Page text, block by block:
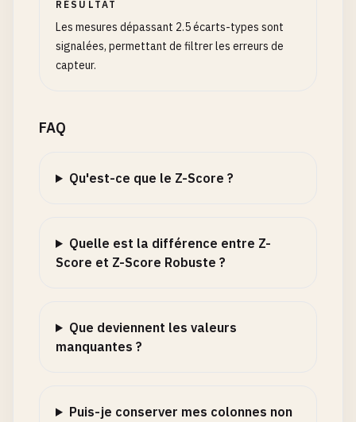
RÉSULTAT
Les mesures dépassant 2.5 écarts-types sont
signalées, permettant de filtrer les erreurs de
capteur.
FAQ
Qu'est-ce que le Z-Score ?
Quelle est la différence entre Z-
Score et Z-Score Robuste ?
Que deviennent les valeurs
manquantes ?
Puis-je conserver mes colonnes non